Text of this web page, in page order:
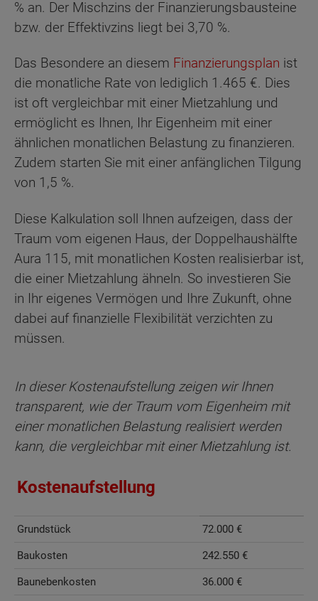
% an. Der Mischzins der Finanzierungsbausteine
bzw. der Effektivzins liegt bei 3,70 %.
Das Besondere an diesem Finanzierungsplan ist
die monatliche Rate von lediglich 1.465 €. Dies
ist oft vergleichbar mit einer Mietzahlung und
ermöglicht es Ihnen, Ihr Eigenheim mit einer
ähnlichen monatlichen Belastung zu finanzieren.
Zudem starten Sie mit einer anfänglichen Tilgung
von 1,5 %.
Diese Kalkulation soll Ihnen aufzeigen, dass der
Traum vom eigenen Haus, der Doppelhaushälfte
Aura 115, mit monatlichen Kosten realisierbar ist,
die einer Mietzahlung ähneln. So investieren Sie
in Ihr eigenes Vermögen und Ihre Zukunft, ohne
dabei auf finanzielle Flexibilität verzichten zu
müssen.
In dieser Kostenaufstellung zeigen wir Ihnen
transparent, wie der Traum vom Eigenheim mit
einer monatlichen Belastung realisiert werden
kann, die vergleichbar mit einer Mietzahlung ist.
Kostenaufstellung
Grundstück 72.000 €
Baukosten 242.550 €
Baunebenkosten 36.000 €